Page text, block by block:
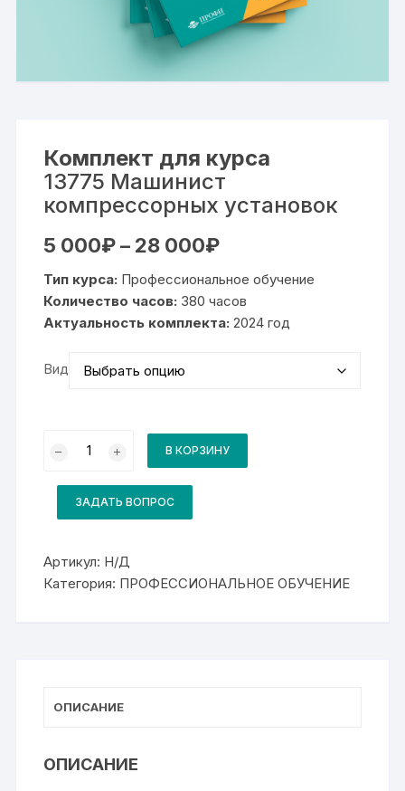
Комплект для курса
13775 Машинист
компрессорных установок
5 000₽ – 28 000₽Диапазон
000₽
–
28
000₽
Тип курса: Профессиональное обучение
Количество часов: 380 часов
Актуальность комплекта: 2024 год
Вид
товара
курса
13775
Машинист
В КОРЗИНУ
ЗАДАТЬ ВОПРОС
Артикул: Н/Д
Категория: ПРОФЕССИОНАЛЬНОЕ ОБУЧЕНИЕ
ОПИСАНИЕ
ОПИСАНИЕ